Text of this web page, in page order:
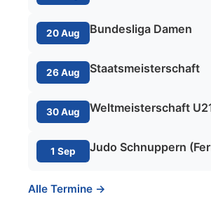
20 Aug Bundesliga Damen
26 Aug Staatsmeisterschaft
30 Aug Weltmeisterschaft
1 Sep Judo Schnuppern
Alle Termine →